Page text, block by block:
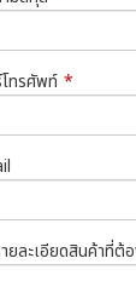
โทรศัพท์ *
ยละเอียดสินค้าที่ต้